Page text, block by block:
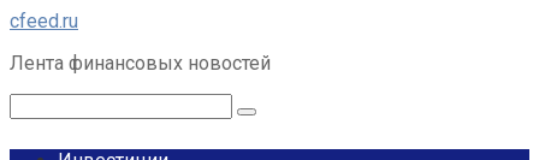
Перейти
контенту
cfeed.ru
Лента финансовых новостей